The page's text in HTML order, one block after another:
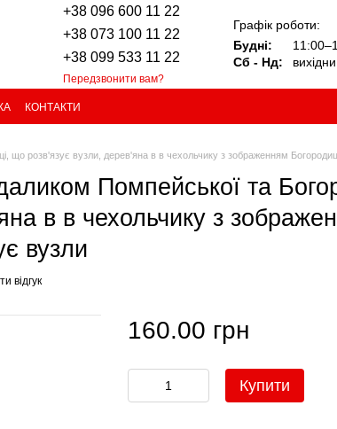
+38 096 600 11 22
+38 073 100 11 22
+38 099 533 11 22
Передзвонити вам?
Графік роботи:
Будні:
Сб - Нд:
КОНТАКТИ
що розв'язує вузли, дерев'яна в в чехольчику з зображенням
Помпейської та
в в чехольчику з
вузли
відгук
160.00 грн
Купити